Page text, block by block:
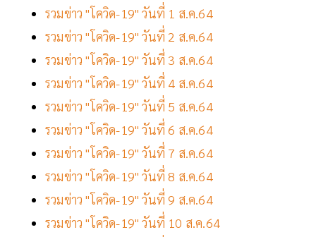
รวมข่าว "โควิด-19" วันที่ 1 ส.ค.64
รวมข่าว "โควิด-19" วันที่ 2 ส.ค.64
รวมข่าว "โควิด-19" วันที่ 3 ส.ค.64
รวมข่าว "โควิด-19" วันที่ 4 ส.ค.64
รวมข่าว "โควิด-19" วันที่ 5 ส.ค.64
รวมข่าว "โควิด-19" วันที่ 6 ส.ค.64
รวมข่าว "โควิด-19" วันที่ 7 ส.ค.64
รวมข่าว "โควิด-19" วันที่ 8 ส.ค.64
รวมข่าว "โควิด-19" วันที่ 9 ส.ค.64
รวมข่าว "โควิด-19" วันที่ 10 ส.ค.64